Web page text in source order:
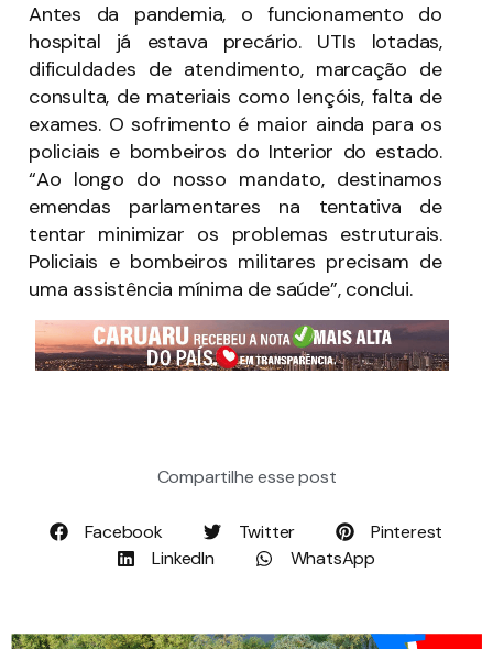
Antes da pandemia, o funcionamento do
hospital já estava precário. UTIs lotadas,
dificuldades de atendimento, marcação de
consulta, de materiais como lençóis, falta de
exames. O sofrimento é maior ainda para os
policiais e bombeiros do Interior do estado.
“Ao longo do nosso mandato, destinamos
emendas parlamentares na tentativa de
tentar minimizar os problemas estruturais.
Policiais e bombeiros militares precisam de
uma assistência mínima de saúde”, conclui.
Compartilhe esse post
Facebook Twitter
Pinterest
LinkedIn
WhatsApp